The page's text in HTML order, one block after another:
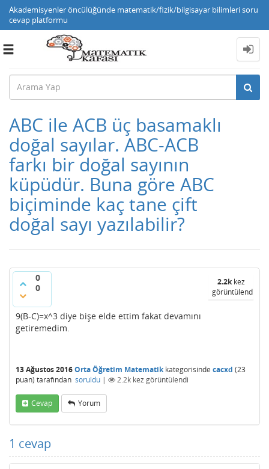
Akademisyenler öncülüğünde matematik/fizik/bilgisayar bilimleri soru
cevap platformu
Toggle
ABC ile ACB üç basamaklı
doğal sayılar. ABC-ACB
farkı bir doğal sayının
küpüdür. Buna göre ABC
biçiminde kaç tane çift
doğal sayı yazılabilir?
0
0
2.2kkez
görüntülendi
9(B-C)=x^3 diye bişe elde ettim fakat devamını
getiremedim.
13 Ağustos 2016Orta Öğretim Matematikkategorisinde cacxd (23
puan) tarafından soruldu | 2.2k kez görüntülendi
Cevap Yorum
1 cevap